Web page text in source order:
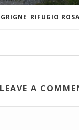
LEAVE A